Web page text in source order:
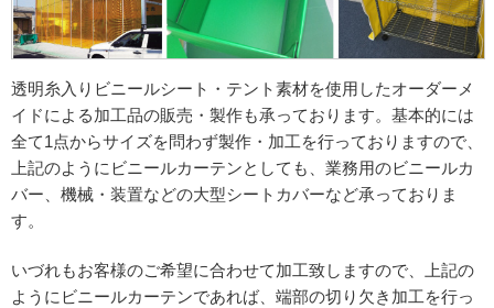
透明糸入りビニールシート・テント素材を使用したオーダーメ
イドによる加工品の販売・製作も承っております。基本的には
全て1点からサイズを問わず製作・加工を行っておりますので、
上記のようにビニールカーテンとしても、業務用のビニールカ
バー、機械・装置などの大型シートカバーなど承っておりま
す。
いづれもお客様のご希望に合わせて加工致しますので、上記の
ようにビニールカーテンであれば、端部の切り欠き加工を行っ